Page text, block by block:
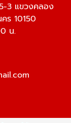
3 แขวงคลอง
ร 10150
น.